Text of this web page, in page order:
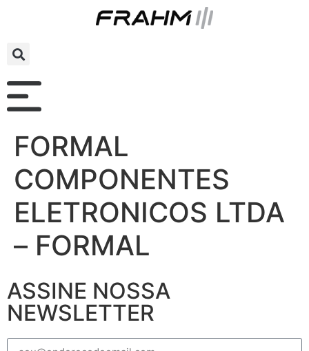
FORMAL
COMPONENTES
ELETRONICOS LTDA
– FORMAL
ASSINE NOSSA
NEWSLETTER